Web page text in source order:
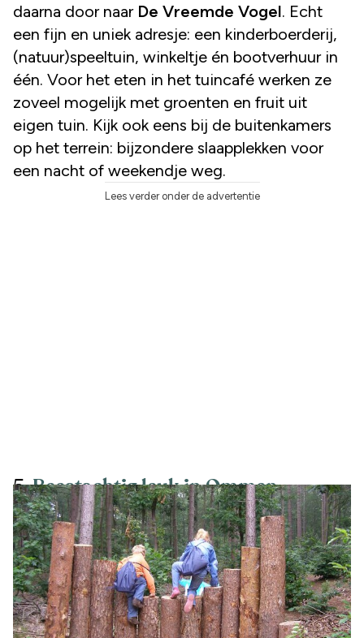
daarna door naar De Vreemde Vogel. Echt
een fijn en uniek adresje: een kinderboerderij,
(natuur)speeltuin, winkeltje én bootverhuur in
één. Voor het eten in het tuincafé werken ze
zoveel mogelijk met groenten en fruit uit
eigen tuin. Kijk ook eens bij de buitenkamers
op het terrein: bijzondere slaapplekken voor
een nacht of weekendje weg.
Lees verder onder de advertentie
5.Beestachtig leuk in Ommen